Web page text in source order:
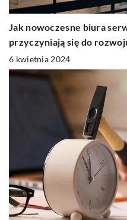
Jak nowoczesne biura
przyczyniają się do
6 kwietnia 2024